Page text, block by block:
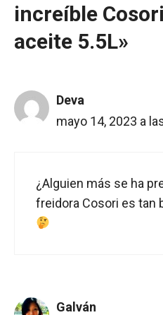
increíble
aceite 5.5L»
Deva
mayo 14, 2023 a
¿Alguien más se ha
freidora Cosori es tan
Galván